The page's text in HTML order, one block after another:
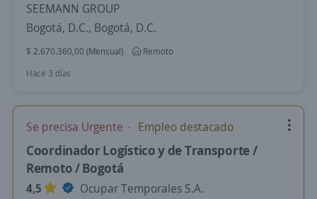
SEEMANN GROUP
Bogotá, D.C., Bogotá, D.C.
$ 2.670.360,00 (Mensual)
Remoto
Hace 3 días
Se precisa Urgente Empleo destacado
Coordinador Logístico y de Transporte /
Remoto / Bogotá
4,5
Ocupar Temporales S.A.